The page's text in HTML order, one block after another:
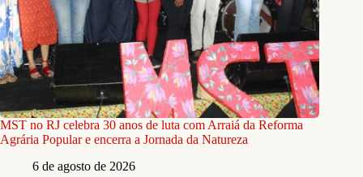
MST no RJ celebra 30 anos de luta com Arraiá da Reforma
Agrária Popular e encerra a Jornada da Natureza
6 de agosto de 2026